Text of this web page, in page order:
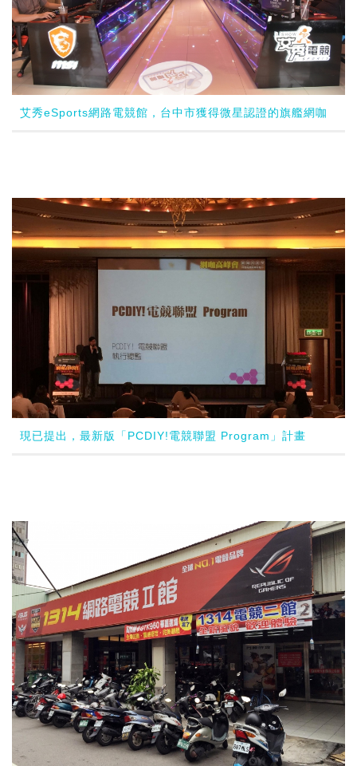
艾秀eSports網路電競館，台中市獲得微星認證的旗艦網咖
現已提出，最新版「PCDIY!電競聯盟 Program」計畫